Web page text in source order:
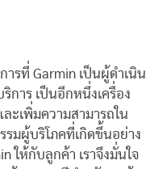
รที่ Garmin เป็นผู้ดำเนิน
การ เป็นอีกหนึ่งเครื่อง
ะเพิ่มความสามารถใน
รมผู้บริโภคที่เกิดขึ้นอย่าง
ให้กับลูกค้า เราจึงมั่นใจ